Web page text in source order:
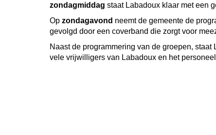
zondagmiddag staat Labadoux klaar met een
Op zondagavond neemt de gemeente de
gevolgd door een coverband die zorgt voor
Naast de programmering van de groepen,
vele vrijwilligers van Labadoux en het